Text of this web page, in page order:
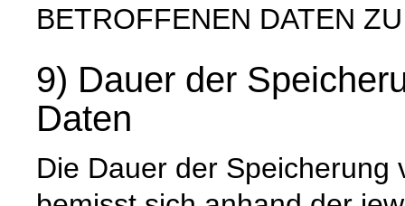
BETROFFENEN DATEN
9) Dauer der
Daten
Die Dauer der